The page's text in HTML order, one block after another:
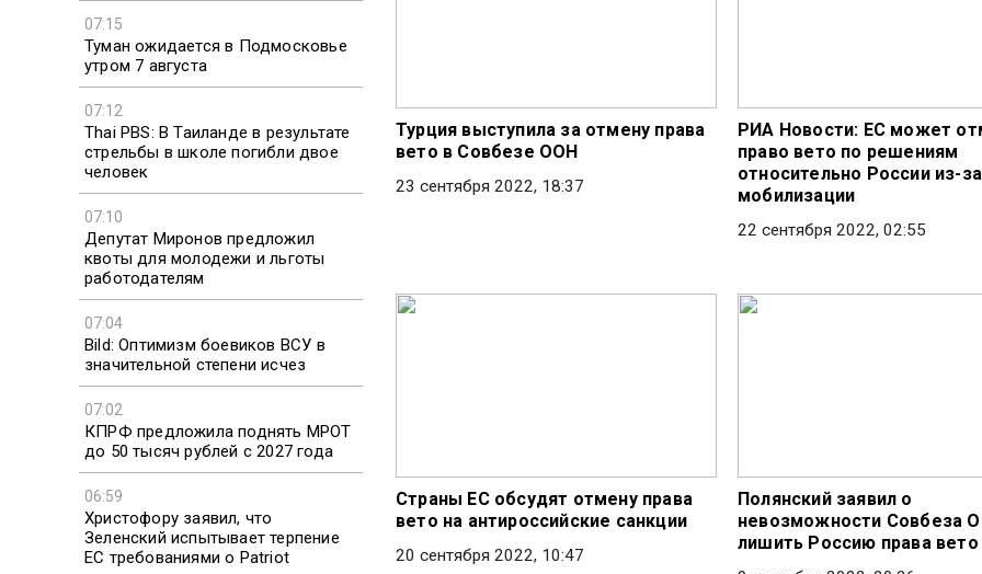
07:15
Туман ожидается в Подмосковье
утром 7 августа
07:12
Thai PBS: В Таиланде в результате
стрельбы в школе погибли двое
человек
07:10
Депутат Миронов предложил
квоты для молодежи и льготы
работодателям
07:04
Bild: Оптимизм боевиков ВСУ в
значительной степени исчез
07:02
КПРФ предложила поднять МРОТ
до 50 тысяч рублей с 2027 года
06:59
Христофору заявил, что
Зеленский испытывает терпение
ЕС требованиями о Patriot
Турция выступила за отмену права
вето в Совбезе ООН
23 сентября 2022, 18:37
РИА Новости: ЕС может
право вето по решениям
относительно России из-за
мобилизации
22 сентября 2022, 02:55
Страны ЕС обсудят отмену права
вето на антироссийские санкции
20 сентября 2022, 10:47
Полянский заявил о
невозможности Совбеза
лишить Россию права вето